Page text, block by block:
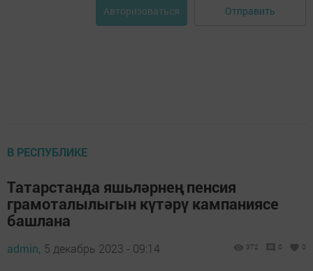
Авторизоваться Отправить
В РЕСПУБЛИКЕ
Татарстанда яшьләрнең пенсия
грамоталылыгын күтәрү кампаниясе
башлана
admin, 5 декабрь 2023 - 09:14 372 0 0